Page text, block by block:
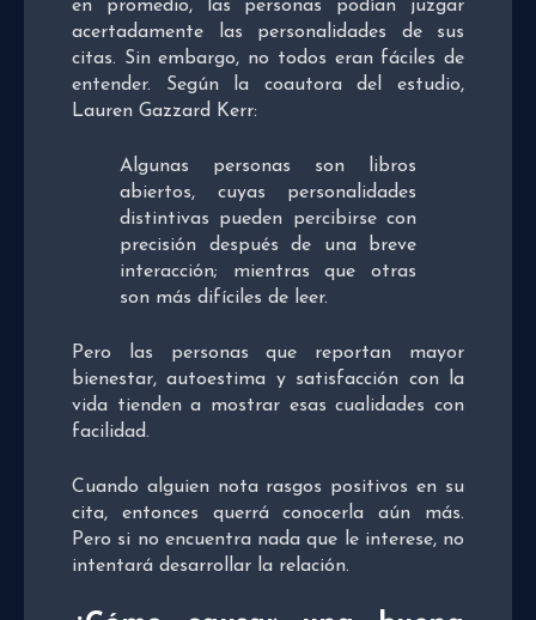
en promedio, las personas podían juzgar
acertadamente las personalidades de sus
citas. Sin embargo, no todos eran fáciles de
entender. Según la coautora del estudio,
Lauren Gazzard Kerr:
Algunas personas son libros
abiertos, cuyas personalidades
distintivas pueden percibirse con
precisión después de una breve
interacción; mientras que otras
son más difíciles de leer.
Pero las personas que reportan mayor
bienestar, autoestima y satisfacción con la
vida tienden a mostrar esas cualidades con
facilidad.
Cuando alguien nota rasgos positivos en su
cita, entonces querrá conocerla aún más.
Pero si no encuentra nada que le interese, no
intentará desarrollar la relación.